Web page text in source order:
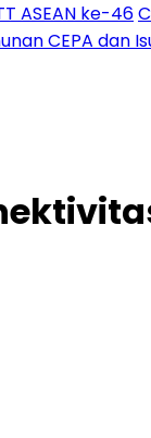
ASEAN ke-46
CEPA dan